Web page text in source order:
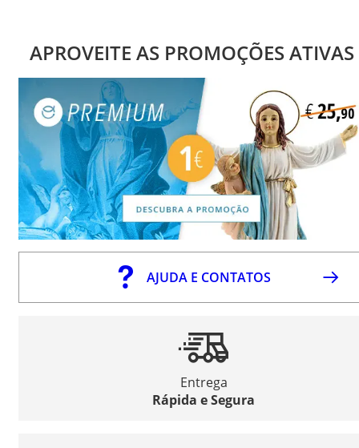
APROVEITE AS PROMOÇÕES ATIVAS
AJUDA E CONTATOS
Entrega
Rápida e Segura